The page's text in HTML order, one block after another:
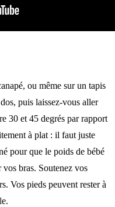
ou même sur un tapis
puis laissez-vous aller
30 et 45 degrés par rapport
à plat : il faut juste
pour que le poids de bébé
bras. Soutenez vos
Vos pieds peuvent rester à